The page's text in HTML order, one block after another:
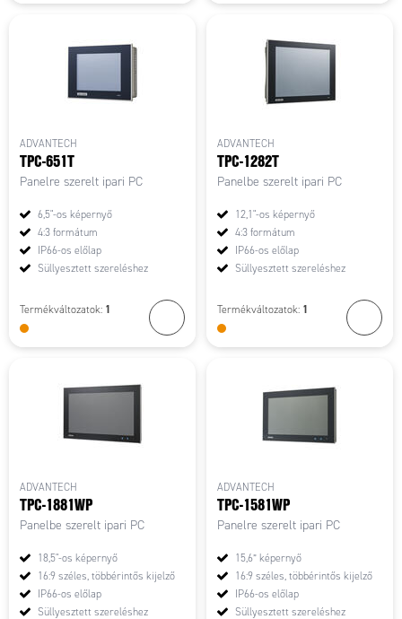
ADVANTECH
TPC-651T
Panelre szerelt ipari PC
6,5"-os képernyő
4:3 formátum
IP66-os előlap
Süllyesztett szereléshez
Termékváltozatok: 1
ADVANTECH
TPC-1282T
Panelbe szerelt ipari PC
12,1"-os képernyő
4:3 formátum
IP66-os előlap
Süllyesztett szereléshez
Termékváltozatok: 1
ADVANTECH
TPC-1881WP
Panelbe szerelt ipari PC
18,5"-os képernyő
16:9 széles, többérintős kijelző
IP66-os előlap
Süllyesztett szereléshez
ADVANTECH
TPC-1581WP
Panelre szerelt ipari PC
15,6” képernyő
16:9 széles, többérintős kijelző
IP66-os előlap
Süllyesztett szereléshez